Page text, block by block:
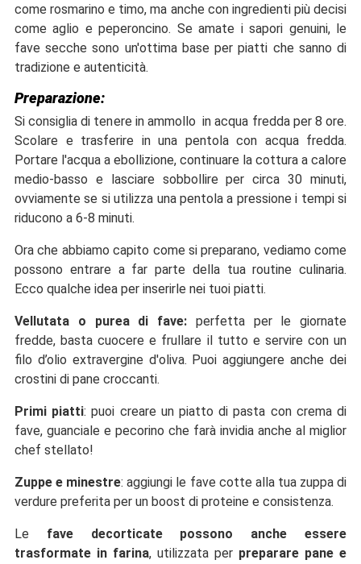
come rosmarino e timo, ma anche con ingredienti più decisi
come aglio e peperoncino. Se amate i sapori genuini, le
fave secche sono un'ottima base per piatti che sanno di
tradizione e autenticità.
Preparazione:
Si consiglia di tenere in ammollo in acqua fredda per 8 ore.
Scolare e trasferire in una pentola con acqua fredda.
Portare l'acqua a ebollizione, continuare la cottura a calore
medio-basso e lasciare sobbollire per circa 30 minuti,
ovviamente se si utilizza una pentola a pressione i tempi si
riducono a 6-8 minuti.
Ora che abbiamo capito come si preparano, vediamo come
possono entrare a far parte della tua routine culinaria.
Ecco qualche idea per inserirle nei tuoi piatti.
Vellutata o purea di fave: perfetta per le giornate
fredde, basta cuocere e frullare il tutto e servire con un
filo d’olio extravergine d'oliva. Puoi aggiungere anche dei
crostini di pane croccanti.
Primi piatti: puoi creare un piatto di pasta con crema di
fave, guanciale e pecorino che farà invidia anche al miglior
chef stellato!
Zuppe e minestre: aggiungi le fave cotte alla tua zuppa di
verdure preferita per un boost di proteine e consistenza.
Le fave decorticate possono anche essere
trasformate in farina, utilizzata per preparare pane e